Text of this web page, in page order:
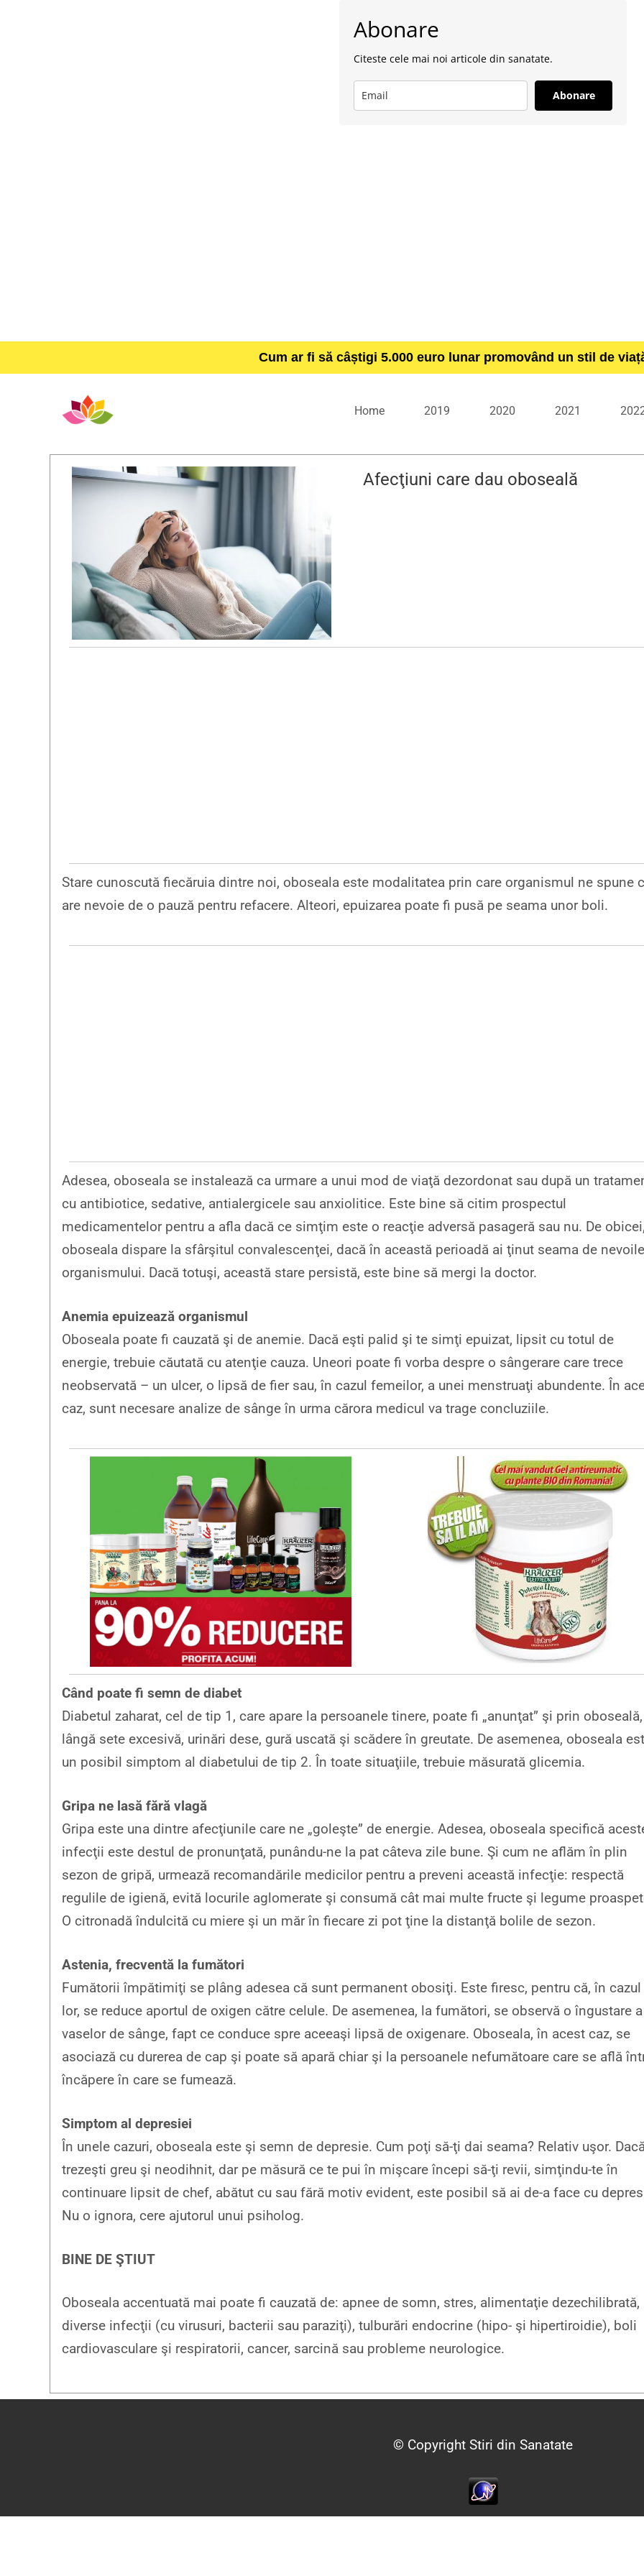
Abonare
Citeste cele mai noi articole din sanatate.
Abonare
Cum ar fi să câștigi 5.000 euro lunar promovând un stil de
Home 2019 2020 2021
Afecţiuni care dau oboseală
Stare cunoscută fiecăruia dintre noi, oboseala este modalitatea prin care organismul ne spune
are nevoie de o pauză pentru refacere. Alteori, epuizarea poate fi pusă pe seama unor boli.
Adesea, oboseala se instalează ca urmare a unui mod de viaţă dezordonat sau după un
cu antibiotice, sedative, antialergicele sau anxiolitice. Este bine să citim prospectul
medicamentelor pentru a afla dacă ce simţim este o reacţie adversă pasageră sau nu. De
oboseala dispare la sfârşitul convalescenţei, dacă în această perioadă ai ţinut seama de
organismului. Dacă totuşi, această stare persistă, este bine să mergi la doctor.
Anemia epuizează organismul
Oboseala poate fi cauzată şi de anemie. Dacă eşti palid şi te simţi epuizat, lipsit cu totul de
energie, trebuie căutată cu atenţie cauza. Uneori poate fi vorba despre o sângerare care trece
neobservată – un ulcer, o lipsă de fier sau, în cazul femeilor, a unei menstruaţi abundente. În
caz, sunt necesare analize de sânge în urma cărora medicul va trage concluziile.
Când poate fi semn de diabet
Diabetul zaharat, cel de tip 1, care apare la persoanele tinere, poate fi „anunţat” şi prin
lângă sete excesivă, urinări dese, gură uscată şi scădere în greutate. De asemenea, oboseala
un posibil simptom al diabetului de tip 2. În toate situaţiile, trebuie măsurată glicemia.
Gripa ne lasă fără vlagă
Gripa este una dintre afecţiunile care ne „goleşte” de energie. Adesea, oboseala specifică
infecţii este destul de pronunţată, punându-ne la pat câteva zile bune. Şi cum ne aflăm în plin
sezon de gripă, urmează recomandările medicilor pentru a preveni această infecţie: respectă
regulile de igienă, evită locurile aglomerate şi consumă cât mai multe fructe şi legume
O citronadă îndulcită cu miere şi un măr în fiecare zi pot ţine la distanţă bolile de sezon.
Astenia, frecventă la fumători
Fumătorii împătimiţi se plâng adesea că sunt permanent obosiţi. Este firesc, pentru că, în cazul
lor, se reduce aportul de oxigen către celule. De asemenea, la fumători, se observă o îngustare a
vaselor de sânge, fapt ce conduce spre aceeaşi lipsă de oxigenare. Oboseala, în acest caz, se
asociază cu durerea de cap şi poate să apară chiar şi la persoanele nefumătoare care se află
încăpere în care se fumează.
Simptom al depresiei
În unele cazuri, oboseala este şi semn de depresie. Cum poţi să-ţi dai seama? Relativ uşor.
trezeşti greu şi neodihnit, dar pe măsură ce te pui în mişcare începi să-ţi revii, simţindu-te în
continuare lipsit de chef, abătut cu sau fără motiv evident, este posibil să ai de-a face cu
Nu o ignora, cere ajutorul unui psiholog.
BINE DE ŞTIUT
Oboseala accentuată mai poate fi cauzată de: apnee de somn, stres, alimentaţie dezechilibrată,
diverse infecţii (cu virusuri, bacterii sau paraziţi), tulburări endocrine (hipo- şi hipertiroidie), boli
cardiovasculare şi respiratorii, cancer, sarcină sau probleme neurologice.
© Copyright Stiri din Sanatate